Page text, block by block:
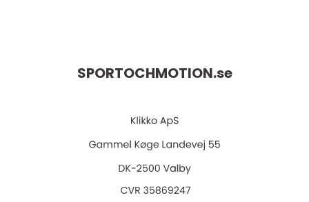
SPORTOCHMOTION.se